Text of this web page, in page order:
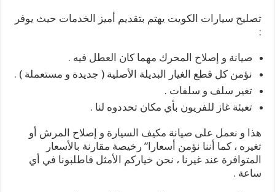
تصليح سيارات الكويت يهتم بتقديم أميز الخدمات حيث يوفر
:
صيانة و إصلاح المحرك مهما كان العطل فيه .
نؤمن كل قطع الغيار البديلة الأصلية ( جديدة و مستعملة ) .
تغير سلف و سلفات .
تعبئة غاز للفريون بأي مكان تحددوه لنا .
هذا و نعمل على صيانة مكيف السيارة و إصلاح المرش أو
تغيره ، كما أننا نؤمن أسعارا” رخيصة مقارنة بالأسعار
المتوافرة عند غيرنا ، نحن خياركم الأمثل فاطلبونا في أي
ساعة .